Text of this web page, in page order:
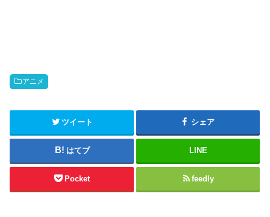
アニメ
ツイート シェア
はてブ LINE
Pocket feedly